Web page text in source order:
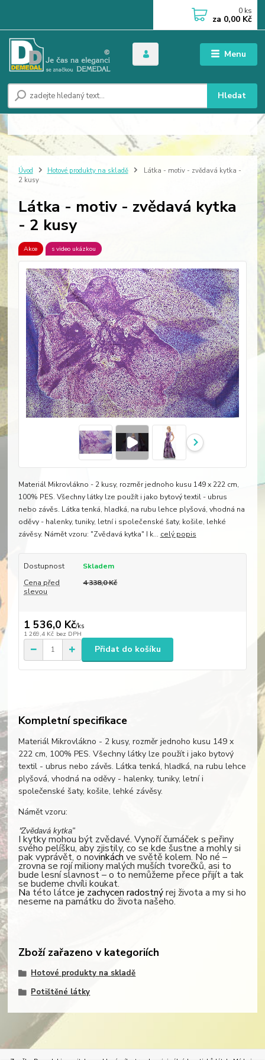
Menu
Hledat
0 ks
za 0,00 Kč
Úvod Hotové produkty na skladě
Látka - motiv - zvědavá kytka -
2 kusy
Látka - motiv - zvědavá kytka
- 2 kusy
Akce s video ukázkou
Materiál Mikrovlákno - 2 kusy, rozměr jednoho kusu 149 x 222 cm,
100% PES. Všechny látky lze použít i jako bytový textil - ubrus
nebo závěs. Látka tenká, hladká, na rubu lehce plyšová, vhodná na
oděvy - halenky, tuniky, letní i společenské šaty, košile, lehké
závěsy. Námět vzoru: "Zvědavá kytka" I k... celý popis
Dostupnost
Skladem
Cena před
slevou
4 338,0 Kč
1 536,0 Kč/ks
1 269,4 Kč bez DPH
Přidat do košíku
Kompletní specifikace
Materiál Mikrovlákno - 2 kusy, rozměr jednoho kusu 149 x
222 cm, 100% PES. Všechny látky lze použít i jako bytový
textil - ubrus nebo závěs. Látka tenká, hladká, na rubu lehce
plyšová, vhodná na oděvy - halenky, tuniky, letní i
společenské šaty, košile, lehké závěsy.
Námět vzoru:
"Zvědavá kytka"
I kytky mohou být zvědavé. Vynoří čumáček s peřiny
svého pelíšku, aby zjistily, co se kde šustne a mohly si
pak vyprávět, o novinkách ve světě kolem. No né –
zrovna se rojí miliony malých muších tvorečků, asi to
bude lesní slavnost – o to nemůžeme přece přijít a tak
se budeme chvíli koukat.
Na této látce je zachycen radostnýrej života a my si ho
neseme na památku do života našeho.
Zboží zařazeno v kategoriích
Hotové produkty na skladě
Potištěné látky